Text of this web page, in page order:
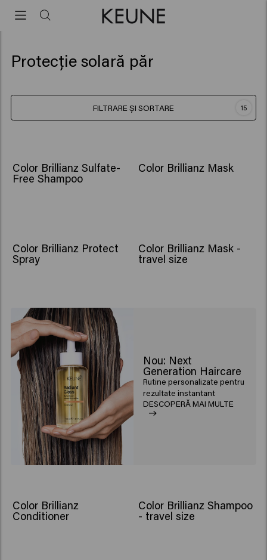
Protecție solară păr
FILTRARE ȘI SORTARE 15
Nou: Next
Generation Haircare
Rutine personalizate pentru
rezultate instantant
DESCOPERĂ MAI MULTE
Color Brillianz Sulfate-
Free Shampoo
Color Brillianz Mask
Color Brillianz Protect
Spray
Color Brillianz Mask -
travel size
Color Brillianz
Conditioner
Color Brillianz Shampoo
- travel size